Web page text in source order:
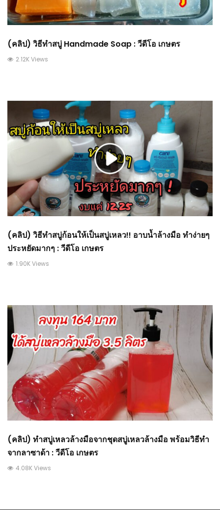
(คลิป) วิธีทำสบู่ Handmade Soap : วีดีโอ เกษตร
2.12K Views
(คลิป) วิธีทำสบู่ก้อนให้เป็นสบู่เหลว!! อาบน้ำล้างมือ ทำง่ายๆ
ประหยัดมากๆ : วีดีโอ เกษตร
1.90K Views
(คลิป) ทำสบู่เหลวล้างมือจากชุดสบู่เหลวล้างมือ พร้อมวิธีทำ
จากลาซาด้า : วีดีโอ เกษตร
4.08K Views